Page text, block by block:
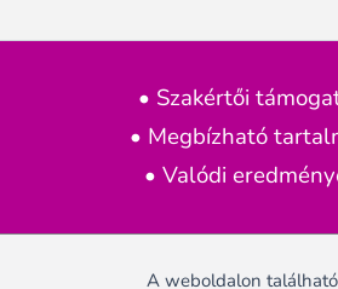
• Szakértői
• Megbízható
• Valódi
A weboldalon